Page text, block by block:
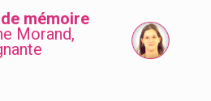
mémoire
Morand,